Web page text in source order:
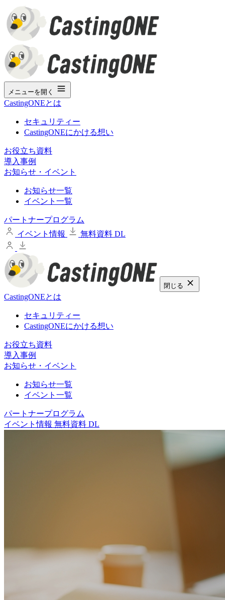
メニューを開く
CastingONEとは
セキュリティー
CastingONEにかける想い
お役立ち資料
導入事例
お知らせ・イベント
お知らせ一覧
イベント一覧
パートナープログラム
イベント情報
無料資料 DL
閉じる
CastingONEとは
セキュリティー
CastingONEにかける想い
お役立ち資料
導入事例
お知らせ・イベント
お知らせ一覧
イベント一覧
パートナープログラム
イベント情報 無料資料 DL